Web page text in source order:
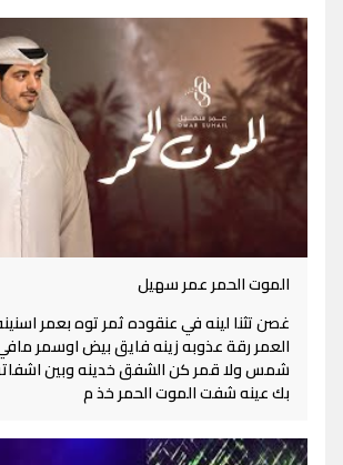
الموت الحمر عمر سهيل
غصن تثنا لينه في عنقوده ثمر توه بعمر
العمر رقة عذوبه زينه فايق بيض اوسمر مافي
شمس ولا قمر كن الشفق خدينه وبين
بك عينه شفت الموت الحمر خذ م